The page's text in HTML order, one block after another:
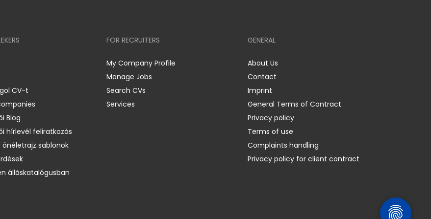
CV-t
Blog
hírlevél feliratkozás
sablonok
álláskatalógusban
FOR RECRUITERS
My Company Profile
Manage Jobs
Search CVs
Services
GENERAL
About Us
Contact
Imprint
General Terms of Contract
Privacy policy
Terms of use
Complaints handling
Privacy policy for client contract